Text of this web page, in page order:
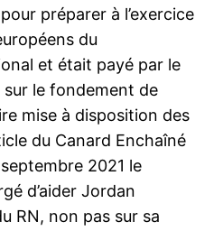
préparer à l’exercice
du
et était payé par le
le fondement de
mise à disposition des
du Canard Enchaîné
2021 le
d’aider Jordan
RN, non pas sur sa